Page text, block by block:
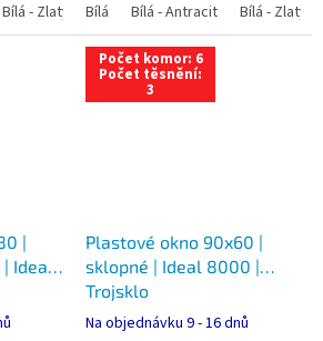
Bílá - Zlatý dub Bílá - Tmavý dub Bílá -
Bílá Bílá - Antracit Bílá - Zlatý
|
Ideal
Počet komor: 6
Počet těsnění:
3
Plastové okno 90x60 |
sklopné | Ideal 8000 |
Trojsklo
Na objednávku 9 - 16 dnů